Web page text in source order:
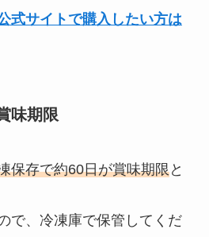
式サイトで購入したい方は
味期限
保存で約60日が賞味期限と
で、冷凍庫で保管してくだ